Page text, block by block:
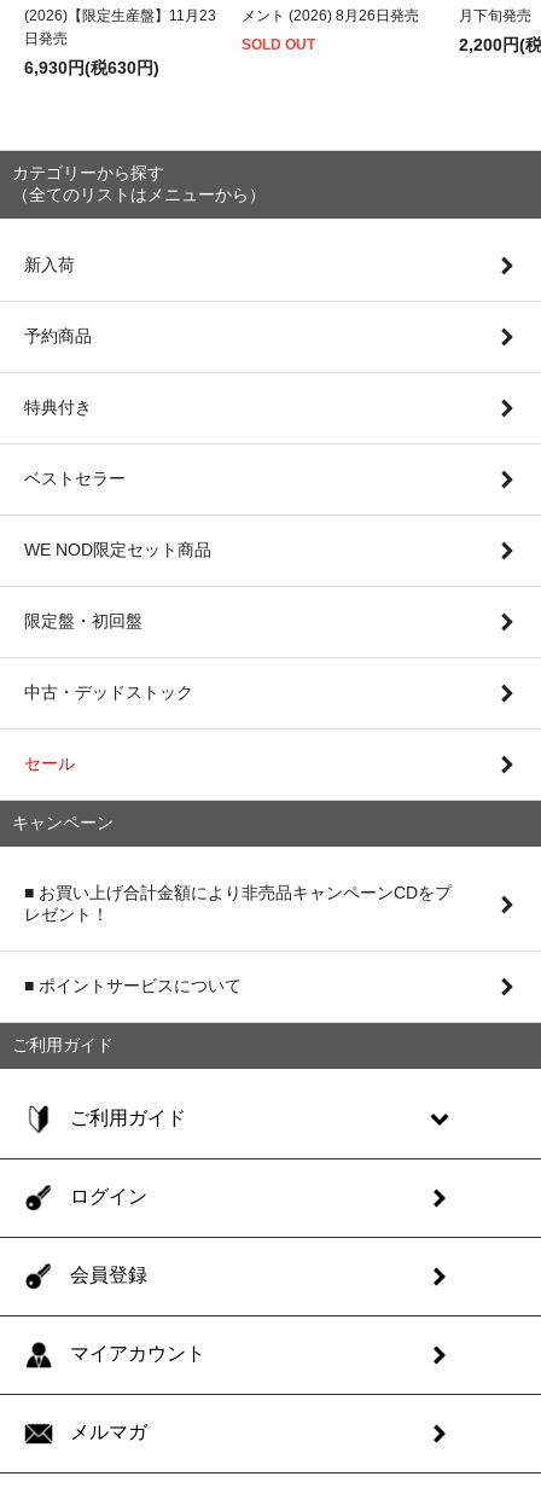
(2026)【限定生産盤】11月23
日発売
6,930円(税630円)
メント (2026) 8月26日発売
SOLD OUT
月下旬発売
2,200円(
カテゴリーから探す
（全てのリストはメニューから）
新入荷
予約商品
特典付き
ベストセラー
WE NOD限定セット商品
限定盤・初回盤
中古・デッドストック
セール
キャンペーン
■ お買い上げ合計金額により非売品キャンペーンCDをプ
レゼント！
■ ポイントサービスについて
ご利用ガイド
ご利用ガイド
ログイン
会員登録
マイアカウント
メルマガ